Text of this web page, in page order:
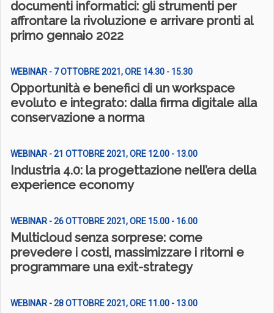
documenti informatici: gli strumenti per
affrontare la rivoluzione e arrivare pronti al
primo gennaio 2022
WEBINAR - 7 OTTOBRE 2021, ORE 14.30 - 15.30
Opportunità e benefici di un workspace
evoluto e integrato: dalla firma digitale alla
conservazione a norma
WEBINAR - 21 OTTOBRE 2021, ORE 12.00 - 13.00
Industria 4.0: la progettazione nell’era della
experience economy
WEBINAR - 26 OTTOBRE 2021, ORE 15.00 - 16.00
Multicloud senza sorprese: come
prevedere i costi, massimizzare i ritorni e
programmare una exit-strategy
WEBINAR - 28 OTTOBRE 2021, ORE 11.00 - 13.00